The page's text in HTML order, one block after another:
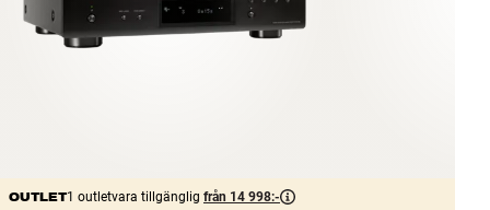
Tillbehör
OUTLET1 outletvara tillgänglig från 14 998:-